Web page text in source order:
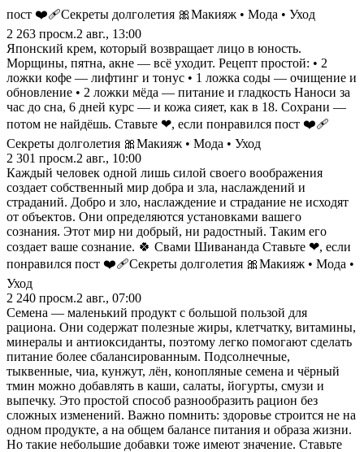
пост ❤️‍🩹Секреты долголетия 🎀Макияж • Мода • Уход
2 263 просм.2 авг., 13:00
Японский крем, который возвращает лицо в юность.
Морщины, пятна, акне — всё уходит. Рецепт простой: • 2
ложки кофе — лифтинг и тонус • 1 ложка соды — очищение и
обновление • 2 ложки мёда — питание и гладкость Наноси за
час до сна, 6 дней курс — и кожа сияет, как в 18. Сохрани —
потом не найдёшь. Ставьте ❤, если понравился пост ❤️‍🩹
Секреты долголетия 🎀Макияж • Мода • Уход
2 301 просм.2 авг., 10:00
Каждый человек одной лишь силой своего воображения
создает собственный мир добра и зла, наслаждений и
страданий. Добро и зло, наслаждение и страдание не исходят
от объектов. Они определяются установками вашего
сознания. Этот мир ни добрый, ни радостный. Таким его
создает ваше сознание. 🍀 Свами Шивананда Ставьте ❤, если
понравился пост ❤️‍🩹Секреты долголетия 🎀Макияж • Мода •
Уход
2 240 просм.2 авг., 07:00
Семена — маленький продукт с большой пользой для
рациона. Они содержат полезные жиры, клетчатку, витамины,
минералы и антиоксиданты, поэтому легко помогают сделать
питание более сбалансированным. Подсолнечные,
тыквенные, чиа, кунжут, лён, конопляные семена и чёрный
тмин можно добавлять в каши, салаты, йогурты, смузи и
выпечку. Это простой способ разнообразить рацион без
сложных изменений. Важно помнить: здоровье строится не на
одном продукте, а на общем балансе питания и образа жизни.
Но такие небольшие добавки тоже имеют значение. Ставьте